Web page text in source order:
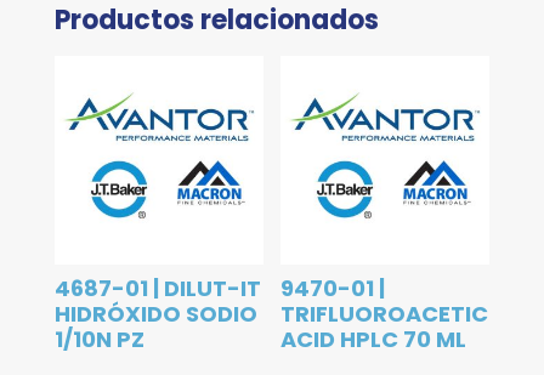
Productos relacionados
4687-01 | DILUT-IT
HIDRÓXIDO SODIO
1/10N PZ
9470-01 |
TRIFLUOROACETIC
ACID HPLC 70 ML